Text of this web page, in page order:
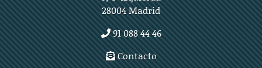
28004 Madrid
91 088 44 46
Contacto